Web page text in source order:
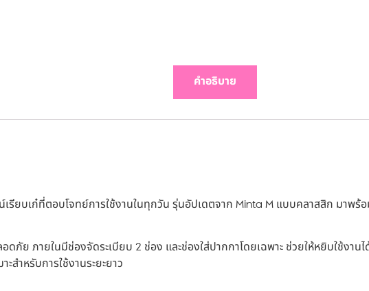
คำอธิบาย
น์เรียบเก๋ที่ตอบโจทย์การใช้งานในทุกวัน รุ่นอัปเดตจาก Minta M แบบคลาสสิก มาพ
ภัย ภายในมีช่องจัดระเบียบ 2 ช่อง และช่องใส่ปากกาโดยเฉพาะ ช่วยให้หยิบใช้งา
สำหรับการใช้งานระยะยาว